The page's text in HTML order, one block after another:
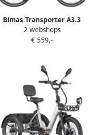
Bimas Transporter A3.3
Lady 28 inch damesfiets 3
versnellingen mat zwart
2 webshops
€ 559,-